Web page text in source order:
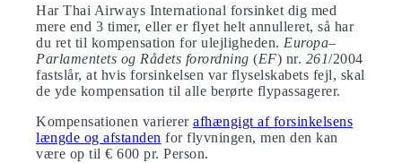
Har Thai Airways International forsinket dig med
mere end 3 timer, eller er flyet helt annulleret, så har
du ret til kompensation for ulejligheden. Europa–
Parlamentets og Rådets forordning (EF) nr. 261/2004
fastslår, at hvis forsinkelsen var flyselskabets fejl, skal
de yde kompensation til alle berørte flypassagerer.
Kompensationen varierer afhængigt af forsinkelsens
længde og afstanden for flyvningen, men den kan
være op til € 600 pr. Person.